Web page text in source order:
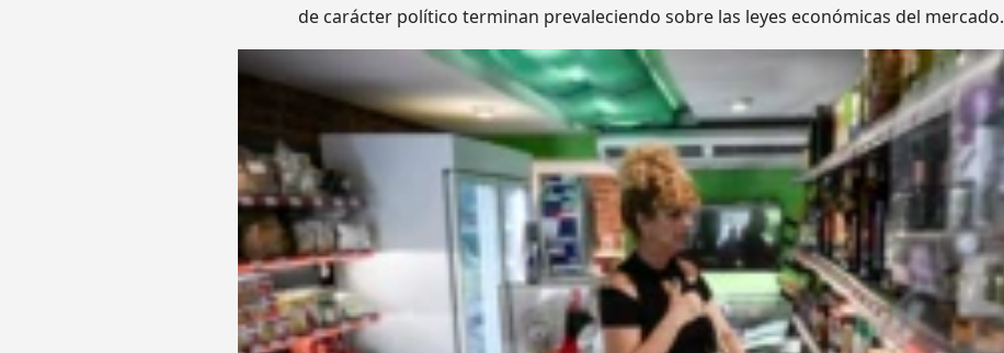
de carácter político terminan prevaleciendo sobre las leyes económicas del mercado.